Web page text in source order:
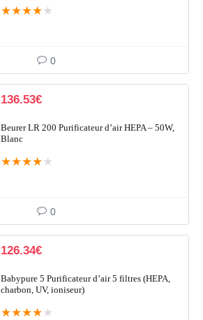
★★★★ ★
0
136.53€
Beurer LR 200 Purificateur d’air HEPA – 50W,
Blanc
★★★★ ★
0
126.34€
Babypure 5 Purificateur d’air 5 filtres (HEPA,
charbon, UV, ioniseur)
★★★★ ★